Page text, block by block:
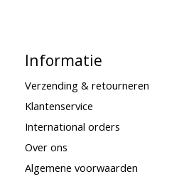
Informatie
Verzending & retourneren
Klantenservice
International orders
Over ons
Algemene voorwaarden